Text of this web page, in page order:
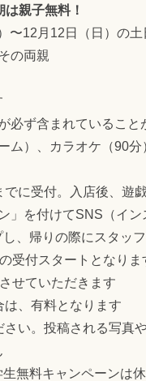
親子無料！
〜12月12日（日）の土
の両親
必ず含まれていること
ム）、カラオケ（90分
に受付。入店後、遊
」を付けてSNS（イン
、帰りの際にスタッ
受付スタートとなりま
せていただきます
、有料となります
い。投稿される写真
無料キャンペーンは